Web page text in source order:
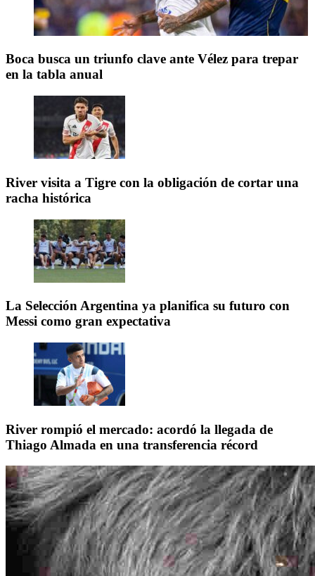
Boca busca un triunfo clave ante Vélez para trepar
en la tabla anual
River visita a Tigre con la obligación de cortar una
racha histórica
La Selección Argentina ya planifica su futuro con
Messi como gran expectativa
River rompió el mercado: acordó la llegada de
Thiago Almada en una transferencia récord